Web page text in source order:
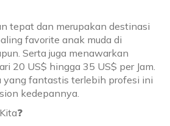
tepat dan merupakan destinasi
favorite anak muda di
Serta juga menawarkan
20 US$ hingga 35 US$ per Jam.
yang fantastis terlebih profesi ini
kedepannya.